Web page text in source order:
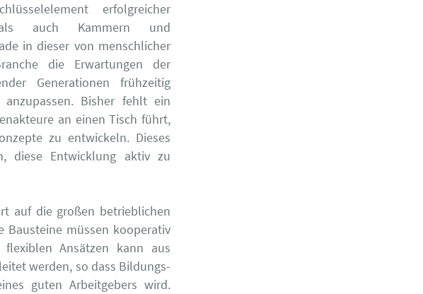
erfolgreicher
als auch Kammern und
in dieser von menschlicher
die Erwartungen der
Generationen frühzeitig
Bisher fehlt ein
an einen Tisch führt,
zu entwickeln. Dieses
diese Entwicklung aktiv zu
auf die großen betrieblichen
Bausteine müssen kooperativ
Ansätzen kann aus
werden, so dass Bildungs-
guten Arbeitgebers wird.